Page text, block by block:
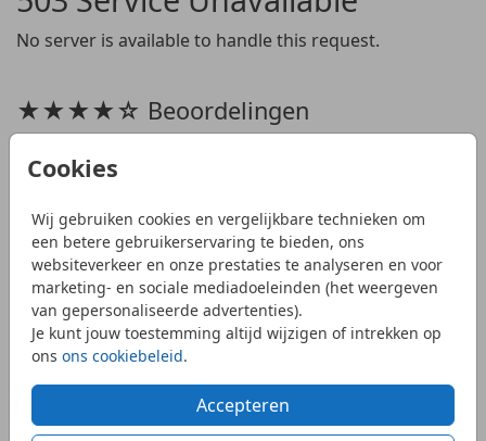
Cookies
Wij gebruiken cookies en vergelijkbare technieken om
een betere gebruikerservaring te bieden, ons
websiteverkeer en onze prestaties te analyseren en voor
marketing- en sociale mediadoeleinden (het weergeven
van gepersonaliseerde advertenties).
Je kunt jouw toestemming altijd wijzigen of intrekken op
ons ons cookiebeleid.
Accepteren
No server is available to handle this request.
★★★★☆ Beoordelingen
Bekijk alle beoordelingen
zoeken en daarna te bewerken. De bestelling is snel
binnen gekomen en zag er verzorgd uit.
Margreth
MyCards Rouwdrukwerk
Over MyCards Rouwkaarten